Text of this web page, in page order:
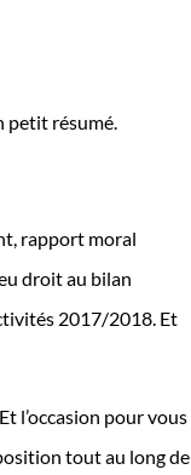
petit résumé.
rapport moral
droit au bilan
2017/2018. Et
l’occasion pour vous
tout au long de